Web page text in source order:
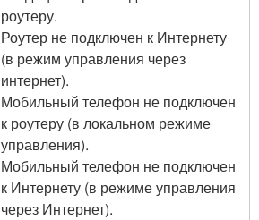
роутеру.
Роутер не подключен к Интернету
(в режим управления через
интернет).
Мобильный телефон не подключен
к роутеру (в локальном режиме
управления).
Мобильный телефон не подключен
к Интернету (в режиме управления
через Интернет).